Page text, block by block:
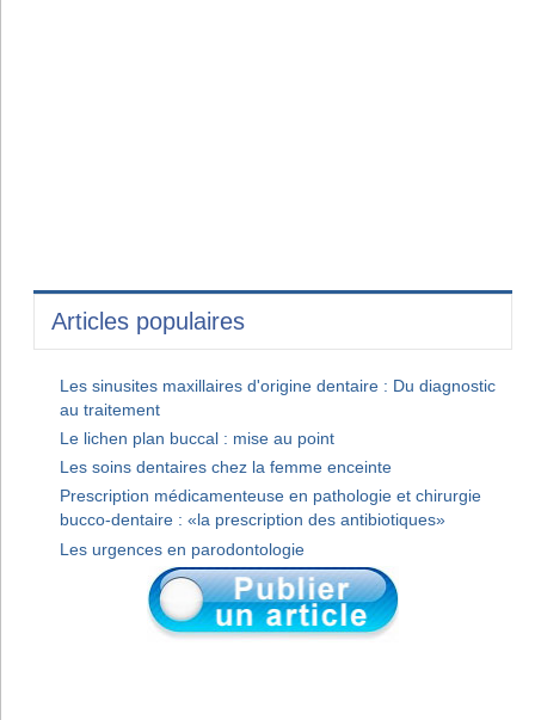
Articles populaires
Les sinusites maxillaires d'origine dentaire : Du diagnostic
au traitement
Le lichen plan buccal : mise au point
Les soins dentaires chez la femme enceinte
Prescription médicamenteuse en pathologie et chirurgie
bucco-dentaire : «la prescription des antibiotiques»
Les urgences en parodontologie